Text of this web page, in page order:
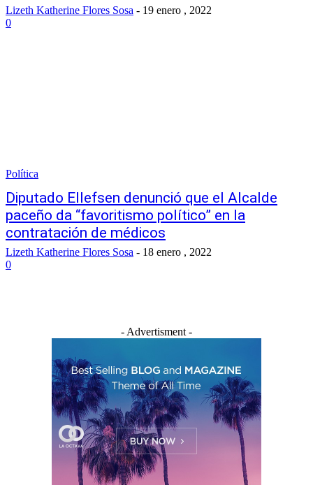
Lizeth Katherine Flores Sosa - 19 enero , 2022
0
Política
Diputado Ellefsen denunció que el Alcalde
paceño da “favoritismo político” en la
contratación de médicos
Lizeth Katherine Flores Sosa - 18 enero , 2022
0
- Advertisment -